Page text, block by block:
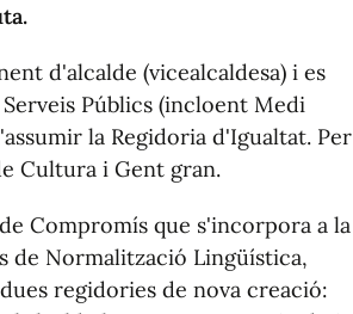
d'alcalde (vicealcaldesa) i es
Públics (incloent Medi
la Regidoria d'Igualtat. Per
Cultura i Gent gran.
Compromís que s'incorpora a la
de Normalització Lingüística,
regidories de nova creació: